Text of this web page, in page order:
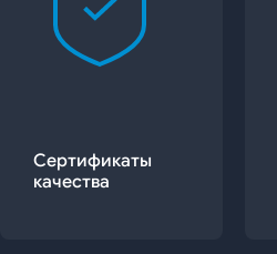
Сертификаты
качества